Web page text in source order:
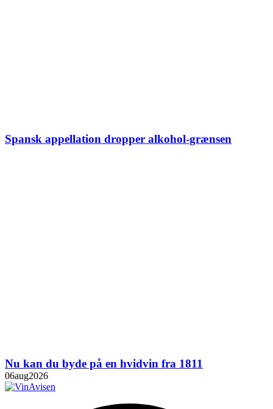
Spansk appellation dropper alkohol-grænsen
Nu kan du byde på en hvidvin fra 1811
06aug2026